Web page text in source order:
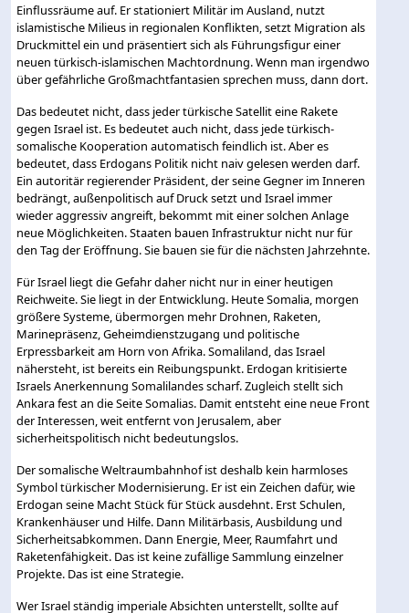
Einflussräume auf. Er stationiert Militär im Ausland, nutzt
islamistische Milieus in regionalen Konflikten, setzt Migration als
Druckmittel ein und präsentiert sich als Führungsfigur einer
neuen türkisch-islamischen Machtordnung. Wenn man irgendwo
über gefährliche Großmachtfantasien sprechen muss, dann dort.
Das bedeutet nicht, dass jeder türkische Satellit eine Rakete
gegen Israel ist. Es bedeutet auch nicht, dass jede türkisch-
somalische Kooperation automatisch feindlich ist. Aber es
bedeutet, dass Erdogans Politik nicht naiv gelesen werden darf.
Ein autoritär regierender Präsident, der seine Gegner im Inneren
bedrängt, außenpolitisch auf Druck setzt und Israel immer
wieder aggressiv angreift, bekommt mit einer solchen Anlage
neue Möglichkeiten. Staaten bauen Infrastruktur nicht nur für
den Tag der Eröffnung. Sie bauen sie für die nächsten Jahrzehnte.
Für Israel liegt die Gefahr daher nicht nur in einer heutigen
Reichweite. Sie liegt in der Entwicklung. Heute Somalia, morgen
größere Systeme, übermorgen mehr Drohnen, Raketen,
Marinepräsenz, Geheimdienstzugang und politische
Erpressbarkeit am Horn von Afrika. Somaliland, das Israel
nähersteht, ist bereits ein Reibungspunkt. Erdogan kritisierte
Israels Anerkennung Somalilandes scharf. Zugleich stellt sich
Ankara fest an die Seite Somalias. Damit entsteht eine neue Front
der Interessen, weit entfernt von Jerusalem, aber
sicherheitspolitisch nicht bedeutungslos.
Der somalische Weltraumbahnhof ist deshalb kein harmloses
Symbol türkischer Modernisierung. Er ist ein Zeichen dafür, wie
Erdogan seine Macht Stück für Stück ausdehnt. Erst Schulen,
Krankenhäuser und Hilfe. Dann Militärbasis, Ausbildung und
Sicherheitsabkommen. Dann Energie, Meer, Raumfahrt und
Raketenfähigkeit. Das ist keine zufällige Sammlung einzelner
Projekte. Das ist eine Strategie.
Wer Israel ständig imperiale Absichten unterstellt, sollte auf